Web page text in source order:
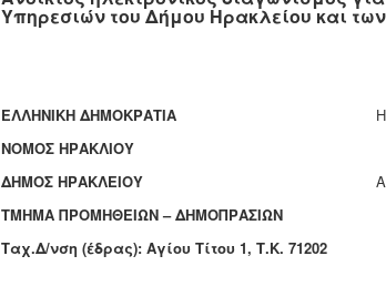
Υπηρεσιών του Δήμου Ηρακλείου και
ΕΛΛΗΝΙΚΗ ΔΗΜΟΚΡΑΤΙΑ
ΝΟΜΟΣ ΗΡΑΚΛΙΟΥ
ΔΗΜΟΣ ΗΡΑΚΛΕΙΟΥ
ΤΜΗΜΑ ΠΡΟΜΗΘΕΙΩΝ – ΔΗΜΟΠΡΑΣΙΩΝ
Ταχ.Δ/νση (έδρας): Αγίου Τίτου 1, Τ.Κ. 71202